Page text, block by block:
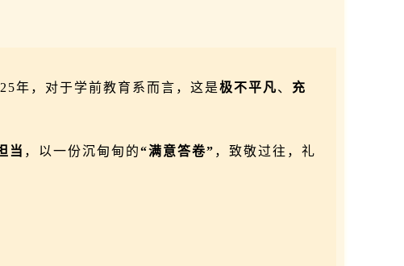
年，对于学前教育系而言，这是极不平凡、 充
当 ，以一份沉甸甸的“满意答卷” ，致敬过往，礼